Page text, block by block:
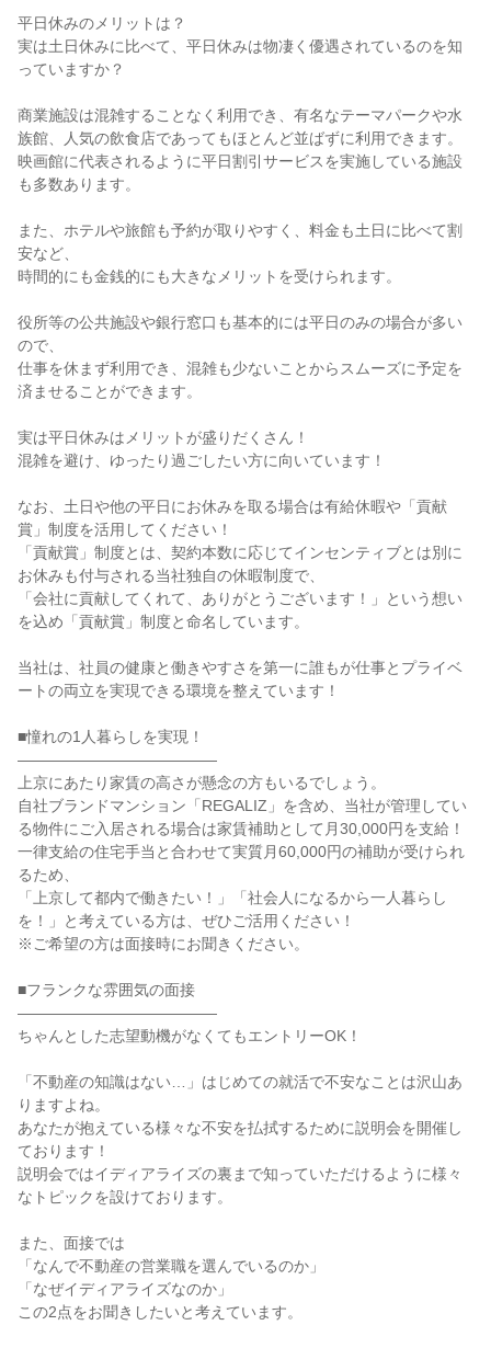
平日休みのメリットは？
実は土日休みに比べて、平日休みは物凄く優遇されているのを知
っていますか？
商業施設は混雑することなく利用でき、有名なテーマパークや水
族館、人気の飲食店であってもほとんど並ばずに利用できます。
映画館に代表されるように平日割引サービスを実施している施設
も多数あります。
また、ホテルや旅館も予約が取りやすく、料金も土日に比べて割
安など、
時間的にも金銭的にも大きなメリットを受けられます。
役所等の公共施設や銀行窓口も基本的には平日のみの場合が多い
ので、
仕事を休まず利用でき、混雑も少ないことからスムーズに予定を
済ませることができます。
実は平日休みはメリットが盛りだくさん！
混雑を避け、ゆったり過ごしたい方に向いています！
なお、土日や他の平日にお休みを取る場合は有給休暇や「貢献
賞」制度を活用してください！
「貢献賞」制度とは、契約本数に応じてインセンティブとは別に
お休みも付与される当社独自の休暇制度で、
「会社に貢献してくれて、ありがとうございます！」という想い
を込め「貢献賞」制度と命名しています。
当社は、社員の健康と働きやすさを第一に誰もが仕事とプライベ
ートの両立を実現できる環境を整えています！
■憧れの1人暮らしを実現！
―――――――――――――
上京にあたり家賃の高さが懸念の方もいるでしょう。
自社ブランドマンション「REGALIZ」を含め、当社が管理してい
る物件にご入居される場合は家賃補助として月30,000円を支給！
一律支給の住宅手当と合わせて実質月60,000円の補助が受けられ
るため、
「上京して都内で働きたい！」「社会人になるから一人暮らし
を！」と考えている方は、ぜひご活用ください！
※ご希望の方は面接時にお聞きください。
■フランクな雰囲気の面接
―――――――――――――
ちゃんとした志望動機がなくてもエントリーOK！
「不動産の知識はない…」はじめての就活で不安なことは沢山あ
りますよね。
あなたが抱えている様々な不安を払拭するために説明会を開催し
ております！
説明会ではイディアライズの裏まで知っていただけるように様々
なトピックを設けております。
また、面接では
「なんで不動産の営業職を選んでいるのか」
「なぜイディアライズなのか」
この2点をお聞きしたいと考えています。